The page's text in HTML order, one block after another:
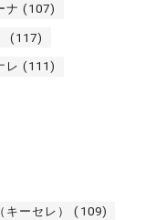
ナ (107)
(117)
レ (111)
キーセレ） (109)